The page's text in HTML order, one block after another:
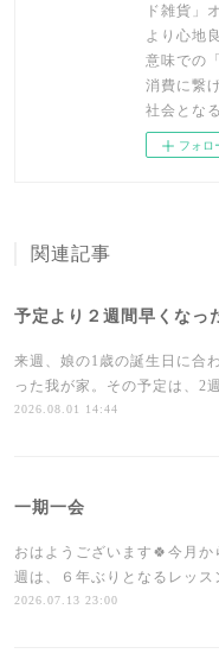
ド雑貨」
より心地
意味での
消費に繋
社会とな
フォロ
関連記事
予定より２週間早くなっ
来週、娘の1歳の誕生日に合
った我が家。その予定は、2
2026.08.01 14:44
一期一会
おはようございます🍀今月
週は、６年ぶりとなるレッ
2026.07.13 23:00